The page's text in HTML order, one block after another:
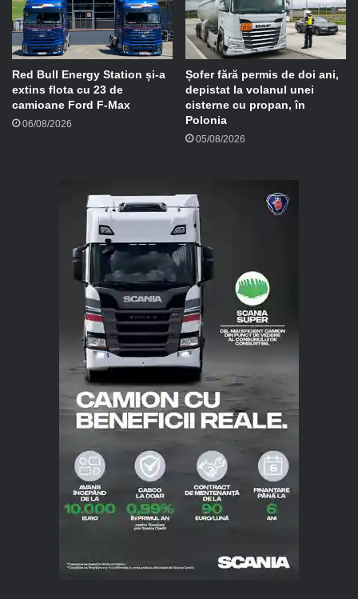
Red Bull Energy Station și-a
extins flota cu 23 de
camioane Ford F-Max
06/08/2026
Șofer fără permis de doi ani,
depistat la volanul unei
cisterne cu propan, în
Polonia
05/08/2026